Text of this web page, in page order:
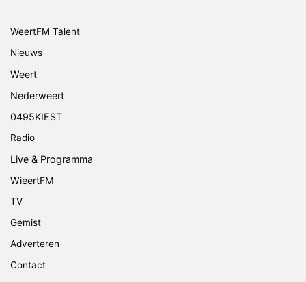
WeertFM Talent
Nieuws
Weert
Nederweert
0495KIEST
Radio
Live & Programma
WieertFM
TV
Gemist
Adverteren
Contact